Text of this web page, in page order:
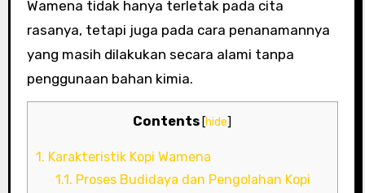
Wamena tidak hanya terletak pada cita
rasanya, tetapi juga pada cara penanamannya
yang masih dilakukan secara alami tanpa
penggunaan bahan kimia.
Contents [hide]
1. Karakteristik Kopi Wamena
1.1. Proses Budidaya dan Pengolahan Kopi